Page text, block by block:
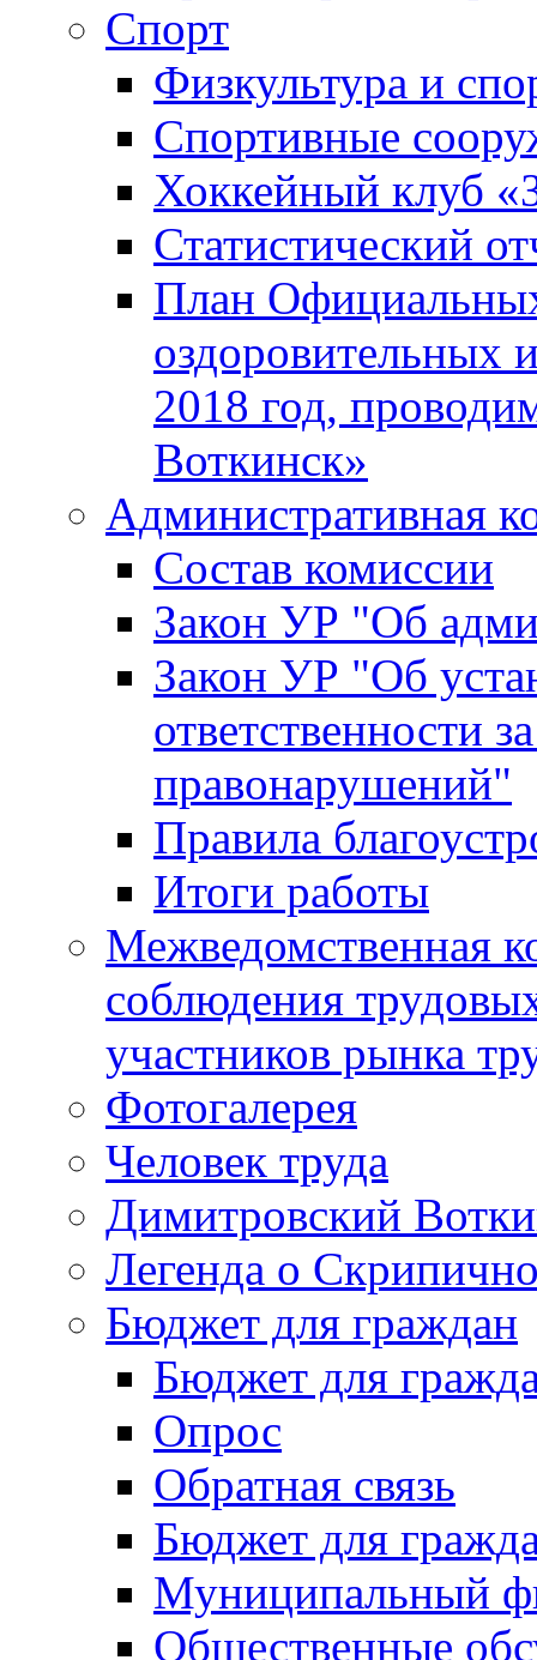
Спорт
Физкультура и
Спортивные
Хоккейный клуб
Статистический
План
оздоровительных
2018 год,
Воткинск»
Административная
Состав комиссии
Закон УР "Об
Закон УР "Об
ответственности
правонарушений"
Правила
Итоги работы
Межведомственная
соблюдения
участников рынка
Фотогалерея
Человек труда
Димитровский
Легенда о
Бюджет для граждан
Бюджет для
Опрос
Обратная связь
Бюджет для
Муниципальный
Общественные